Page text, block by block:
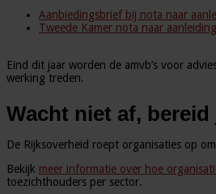
Aanbiedingsbrief bij nota naar
Tweede Kamer nota naar
Eind dit jaar worden de amvb’s voor
werking treden.
Wacht niet af,
De Rijksoverheid roept organisaties op
Bekijk meer informatie over hoe
toezichthouders per sector.